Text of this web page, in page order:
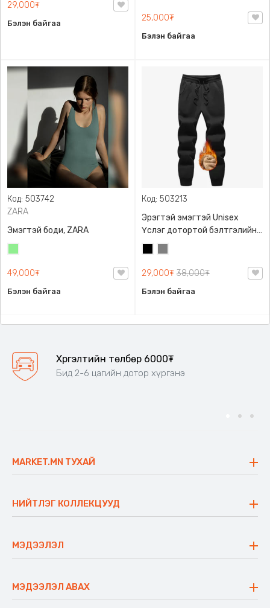
29,000₮
Бэлэн байгаа
25,000₮
Бэлэн байгаа
Код: 503742
ZARA
Эмэгтэй боди, ZARA
49,000₮
Бэлэн байгаа
Код: 503213
Эрэгтэй эмэгтэй Unisex
Үслэг дотортой бэлтгэлийн
өмд,
29,000₮ 38,000₮
Бэлэн байгаа
Хүргэлтийн төлбөр 6000₮
Бид 2-6 цагийн дотор хүргэнэ
MARKET.MN ТУХАЙ
Үнэт зүйлс
Ажлын байр
Блог
НИЙТЛЭГ КОЛЛЕКЦУУД
Сүүдрэвч
Аяны ширээ
Аяны түшлэгтэй сандал
МЭДЭЭЛЭЛ
Буцаалтын журам
Захиалга шалгах
МЭДЭЭЛЭЛ АВАХ